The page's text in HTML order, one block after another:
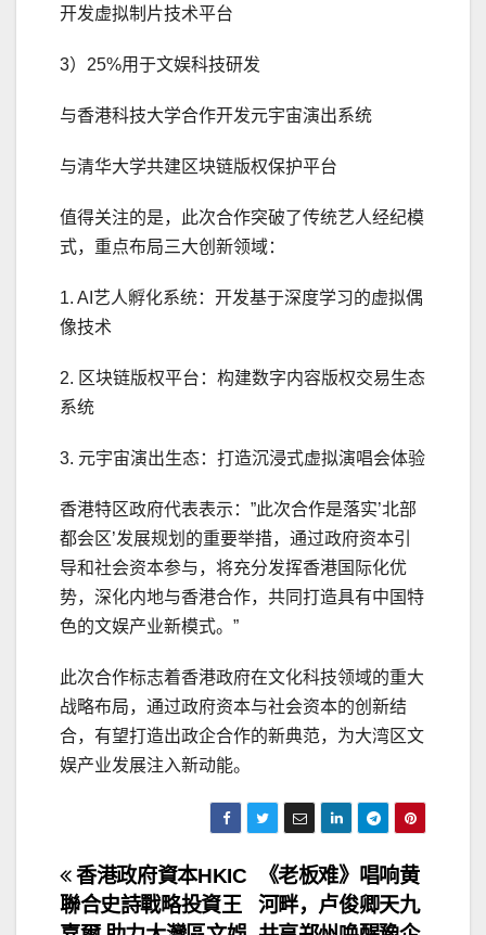
开发虚拟制片技术平台
3）25%用于文娱科技研发
与香港科技大学合作开发元宇宙演出系统
与清华大学共建区块链版权保护平台
值得关注的是，此次合作突破了传统艺人经纪模
式，重点布局三大创新领域：
1. AI艺人孵化系统：开发基于深度学习的虚拟偶
像技术
2. 区块链版权平台：构建数字内容版权交易生态
系统
3. 元宇宙演出生态：打造沉浸式虚拟演唱会体验
香港特区政府代表表示：”此次合作是落实’北部
都会区’发展规划的重要举措，通过政府资本引
导和社会资本参与，将充分发挥香港国际化优
势，深化内地与香港合作，共同打造具有中国特
色的文娱产业新模式。”
此次合作标志着香港政府在文化科技领域的重大
战略布局，通过政府资本与社会资本的创新结
合，有望打造出政企合作的新典范，为大湾区文
娱产业发展注入新动能。
文
《老板难》唱响黄
河畔，卢俊卿天九
香港政府資本HKIC
聯合史詩戰略投資王